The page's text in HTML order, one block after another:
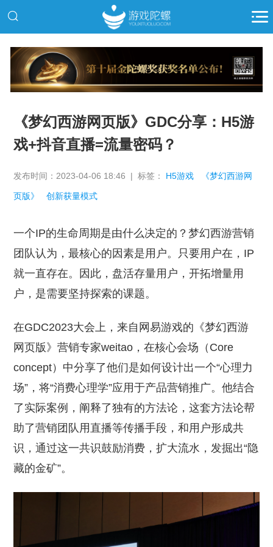
推广
《梦幻西游网页版》GDC分享：H5游
戏+抖音直播=流量密码？
发布时间：2023-04-06 18:46 | 标签： H5游戏 《梦幻西游网
页版》 创新获量模式
一个IP的生命周期是由什么决定的？梦幻西游营销
团队认为，最核心的因素是用户。只要用户在，IP
就一直存在。因此，盘活存量用户，开拓增量用
户，是需要坚持探索的课题。
在GDC2023大会上，来自网易游戏的《梦幻西游
网页版》营销专家weitao，在核心会场（Core
concept）中分享了他们是如何设计出一个“心理力
场”，将“消费心理学”应用于产品营销推广。他结合
了实际案例，阐释了独有的方法论，这套方法论帮
助了营销团队用直播等传播手段，和用户形成共
识，通过这一共识鼓励消费，扩大流水，发掘出“隐
藏的金矿”。